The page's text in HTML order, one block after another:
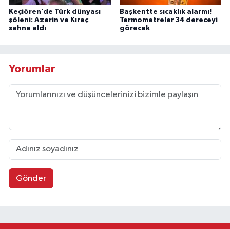
Keçiören’de Türk dünyası
şöleni: Azerin ve Kıraç
sahne aldı
Başkentte sıcaklık alarmı!
Termometreler 34 dereceyi
görecek
Yorumlar
Gönder